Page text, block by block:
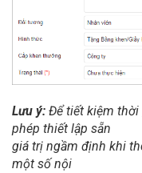
Lưu ý: Để tiết kiệm
phép thiết lập sẵn
giá trị ngầm định khi
một số nội